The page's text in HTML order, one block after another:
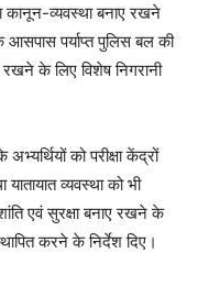
कानून-व्यवस्था बनाए रखने
आसपास पर्याप्त पुलिस बल की
रखने के लिए विशेष निगरानी
को परीक्षा केंद्रों
व्यवस्था को भी
एवं सुरक्षा बनाए रखने के
करने के निर्देश दिए।